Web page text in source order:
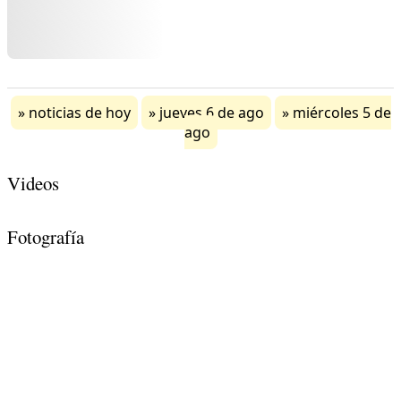
noticias de hoy jueves 6 de ago
miércoles 5 de
ago
Videos
Fotografía